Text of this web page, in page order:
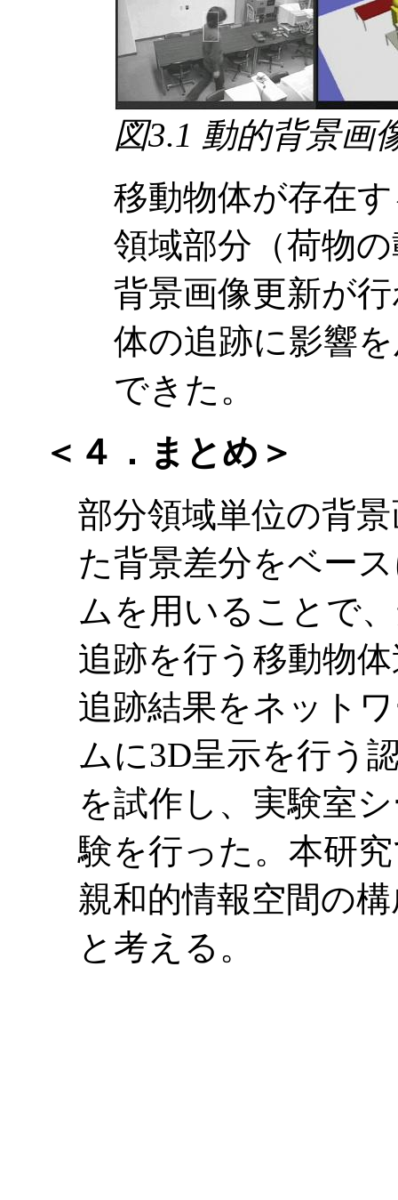
図3.1 動的背景画
移動物体が存在
領域部分（荷物
背景画像更新が
体の追跡に影響
できた。
＜４．まとめ＞
部分領域単位の背
た背景差分をベー
ムを用いることで
追跡を行う移動物
追跡結果をネット
ムに3D呈示を行う
を試作し、実験室
験を行った。本研
親和的情報空間の
と考える。